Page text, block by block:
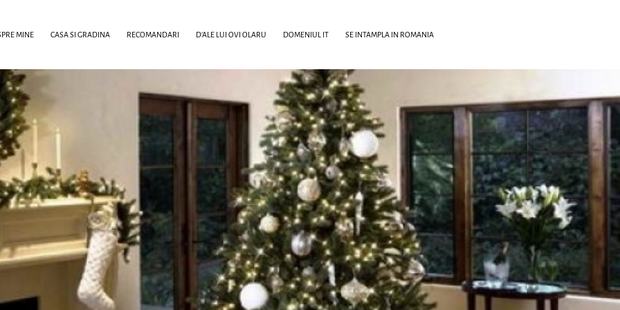
MINE CASA SI GRADINA RECOMANDARI D’ALE LUI OVI OLARU DOMENIUL IT SE INTAMPLA IN ROMANIA